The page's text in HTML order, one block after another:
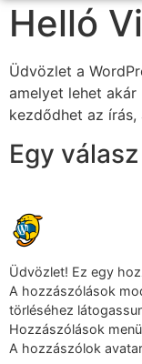
Helló
Üdvözlet a
amelyet lehet
kezdődhet az
Egy válasz
Üdvözlet! Ez egy
A hozzászólások
törléséhez
Hozzászólások
A hozzászólok